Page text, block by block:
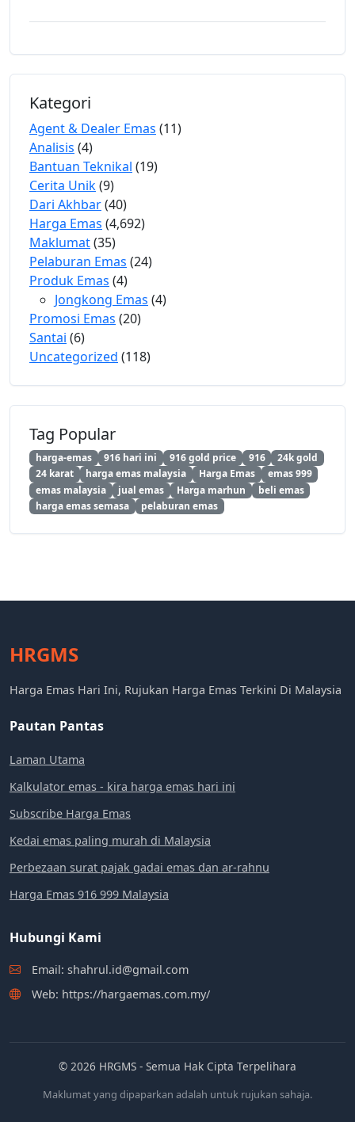
Kategori
Agent & Dealer Emas (11)
Analisis (4)
Bantuan Teknikal (19)
Cerita Unik(9)
Dari Akhbar(40)
Harga Emas (4,692)
Maklumat(35)
Pelaburan Emas (24)
Produk Emas (4)
Jongkong Emas (4)
Promosi Emas (20)
Santai (6)
Uncategorized (118)
Tag Popular
harga-emas 916 hari ini 916 gold price 916
24k gold
24 karat
harga emas malaysia Harga Emas
emas 999
emas malaysia
jual emas Harga marhun
beli emas
harga emas semasa
pelaburan emas
HRGMS
Harga Emas Hari Ini, Rujukan Harga Emas Terkini Di Malaysia
Pautan Pantas
Laman Utama
Kalkulator emas - kira harga emas hari ini
Subscribe Harga Emas
Kedai emas paling murah di Malaysia
Perbezaan surat pajak gadai emas dan ar-rahnu
Harga Emas 916 999 Malaysia
Hubungi Kami
Email: shahrul.id@gmail.com
Web: https://hargaemas.com.my/
© 2026 HRGMS - Semua Hak Cipta Terpelihara
Maklumat yang dipaparkan adalah untuk rujukan sahaja.